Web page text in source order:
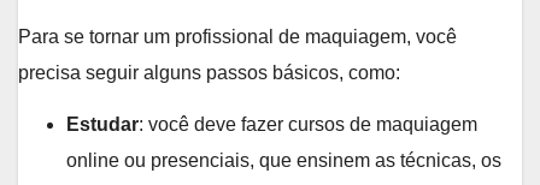
Para se tornar um profissional de maquiagem, você
precisa seguir alguns passos básicos, como:
Estudar: você deve fazer cursos de maquiagem
online ou presenciais, que ensinem as técnicas, os